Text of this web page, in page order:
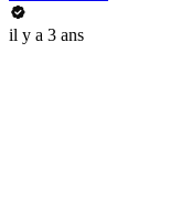
il y a 3 ans